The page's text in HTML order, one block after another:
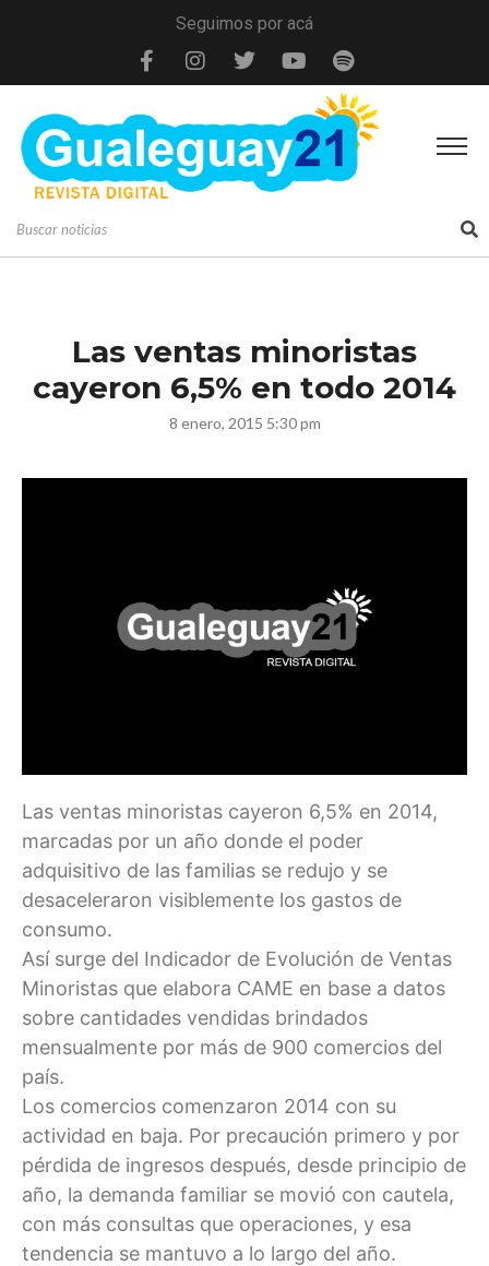
Seguimos por acá
Las ventas minoristas
cayeron 6,5% en todo 2014
8 enero, 2015 5:30 pm
Las ventas minoristas cayeron 6,5% en 2014,
marcadas por un año donde el poder
adquisitivo de las familias se redujo y se
desaceleraron visiblemente los gastos de
consumo.
Así surge del Indicador de Evolución de Ventas
Minoristas que elabora CAME en base a datos
sobre cantidades vendidas brindados
mensualmente por más de 900 comercios del
país.
Los comercios comenzaron 2014 con su
actividad en baja. Por precaución primero y por
pérdida de ingresos después, desde principio de
año, la demanda familiar se movió con cautela,
con más consultas que operaciones, y esa
tendencia se mantuvo a lo largo del año.